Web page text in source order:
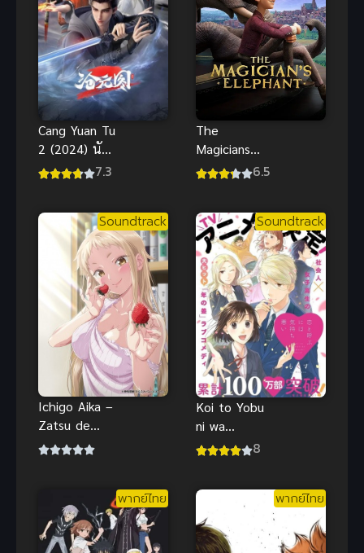
Cang Yuan Tu
2 (2024) นัก
ล่าอสูรกาย7.3
The
Magicians
Elephant
พากย์ไทย อนิ
เมะแสนดี
6.5
Soundtrack
Ichigo Aika –
Zatsu de
Namaiki na
ไทย Big tits
Soundtrack
Koi to Yobu
ni wa
Kimochi
ขยะแขยง
ขนาดนั้นเลย
เหรอ
8
พากย์ไทย พากย์ไทย